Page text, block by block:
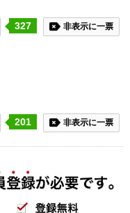
327 非表示に一票
201 非表示に一票